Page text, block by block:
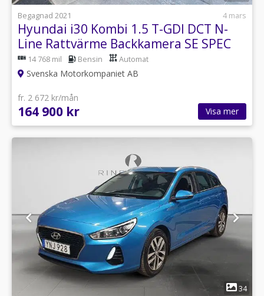
Begagnad 2021
4 mars
Hyundai i30 Kombi 1.5 T-GDI DCT N-
Line Rattvärme Backkamera SE SPEC
14 768 mil Bensin Automat
Svenska Motorkompaniet AB
fr. 2 672 kr/mån
164 900 kr Visa mer
1
34